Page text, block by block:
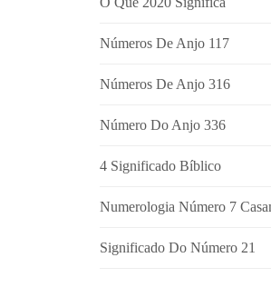
Números De Anjo 117
Números De Anjo 316
Número Do Anjo 336
4 Significado Bíblico
Numerologia Número 7
Significado Do Número 21